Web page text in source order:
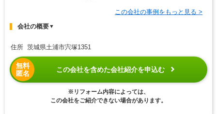
この会社の事例をもっと見る >
会社の概要▼
住所 茨城県土浦市宍塚1351
無料
匿名
この会社を含めた会社紹介を申込む
※リフォーム内容によっては、
この会社をご紹介できない場合があります。